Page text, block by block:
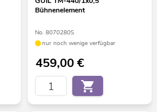
Bühnenelement
No. 8070280S
nur noch wenige verfügbar
459,00€